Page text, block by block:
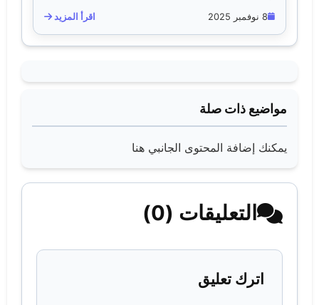
8 نوفمبر 2025 اقرأ المزيد
مواضيع ذات صلة
يمكنك إضافة المحتوى الجانبي هنا
التعليقات (0)
اترك تعليق